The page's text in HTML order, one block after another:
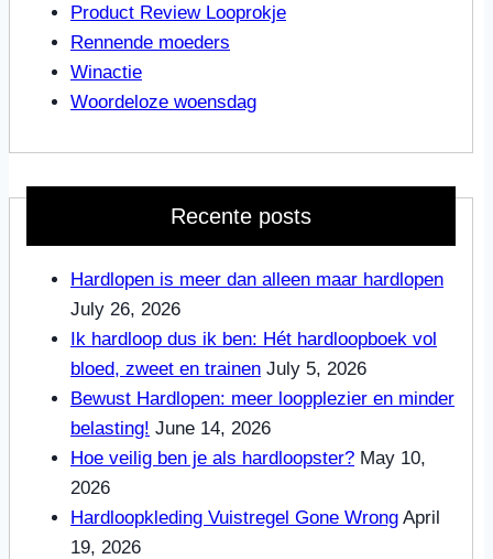
Product Review Looprokje
Rennende moeders
Winactie
Woordeloze woensdag
Recente posts
Hardlopen is meer dan alleen maar hardlopen
July 26, 2026
Ik hardloop dus ik ben: Hét hardloopboek vol
bloed, zweet en trainen July 5, 2026
Bewust Hardlopen: meer loopplezier en minder
belasting! June 14, 2026
Hoe veilig ben je als hardloopster? May 10,
2026
Hardloopkleding Vuistregel Gone Wrong April
19, 2026